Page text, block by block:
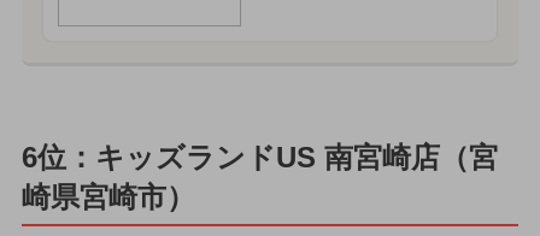
6位：キッズランドUS 南宮崎店（宮
崎県宮崎市）